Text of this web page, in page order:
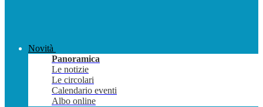
Novità
Panoramica
Le notizie
Le circolari
Calendario eventi
Albo online